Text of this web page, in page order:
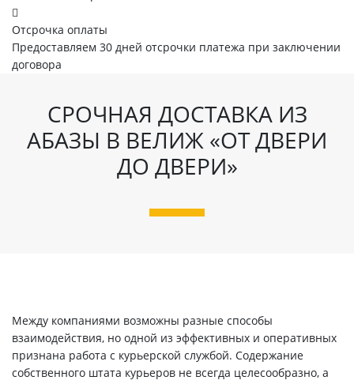
Отсрочка оплаты
Предоставляем 30 дней отсрочки платежа при заключении
договора
СРОЧНАЯ ДОСТАВКА ИЗ
АБАЗЫ В ВЕЛИЖ «ОТ ДВЕРИ
ДО ДВЕРИ»
Между компаниями возможны разные способы
взаимодействия, но одной из эффективных и оперативных
признана работа с курьерской службой. Содержание
собственного штата курьеров не всегда целесообразно, а